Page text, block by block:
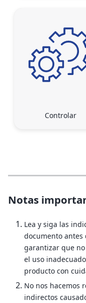
Controlar
Notas
Lea y siga las
documento
garantizar que
el uso
producto con
No nos hacemos
indirectos